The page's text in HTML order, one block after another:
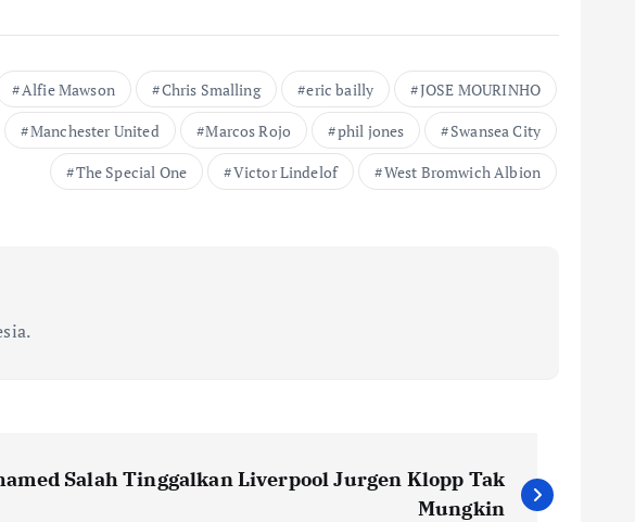
Alfie Mawson Chris Smalling eric bailly
JOSE MOURINHO
Manchester United
Marcos Rojo phil jones
Swansea City
The Special One
Victor Lindelof West Bromwich Albion
Salah Tinggalkan Liverpool Jurgen Klopp Tak
Mungkin